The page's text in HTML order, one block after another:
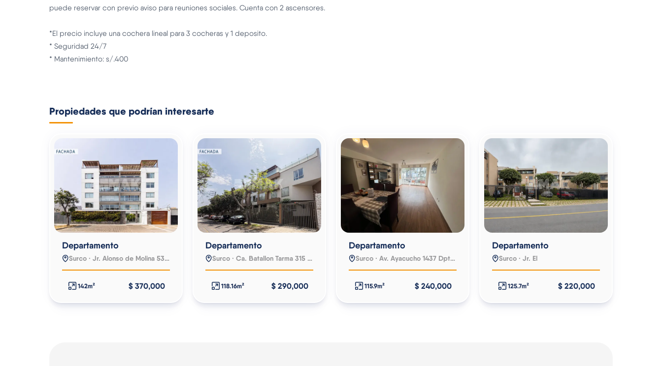
puede reservar con previo aviso para reuniones sociales. Cuenta con 2 ascensores.
*El precio incluye una cochera lineal para 3 cocheras y 1 deposito.
* Seguridad 24/7
* Mantenimiento: s/.400
Propiedades que podrían interesarte
Departamento
Surco · Jr. Alonso de Molina 532 dpto. 101
142m² $ 370,000
Departamento
Surco · Ca. Batallon Tarma 315 Dpto 309
118.16m² $ 290,000
Departamento
Surco · Av. Ayacucho 1437 Dpto 301
115.9m² $ 240,000
Departamento
Surco · Jr. El
125.7m² $ 220,000